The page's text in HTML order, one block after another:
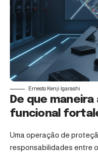
Ernesto Kenji Igarashi
De que
funcional
Uma operação de
responsabilidades entre